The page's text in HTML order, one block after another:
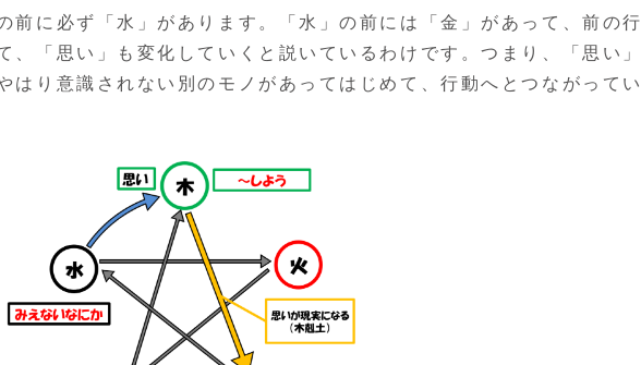
前に必ず「水」があります。「水」の前には「金」があって、前の行
、「思い」も変化していくと説いているわけです。つまり、「思い」
はり意識されない別のモノがあってはじめて、行動へとつながってい